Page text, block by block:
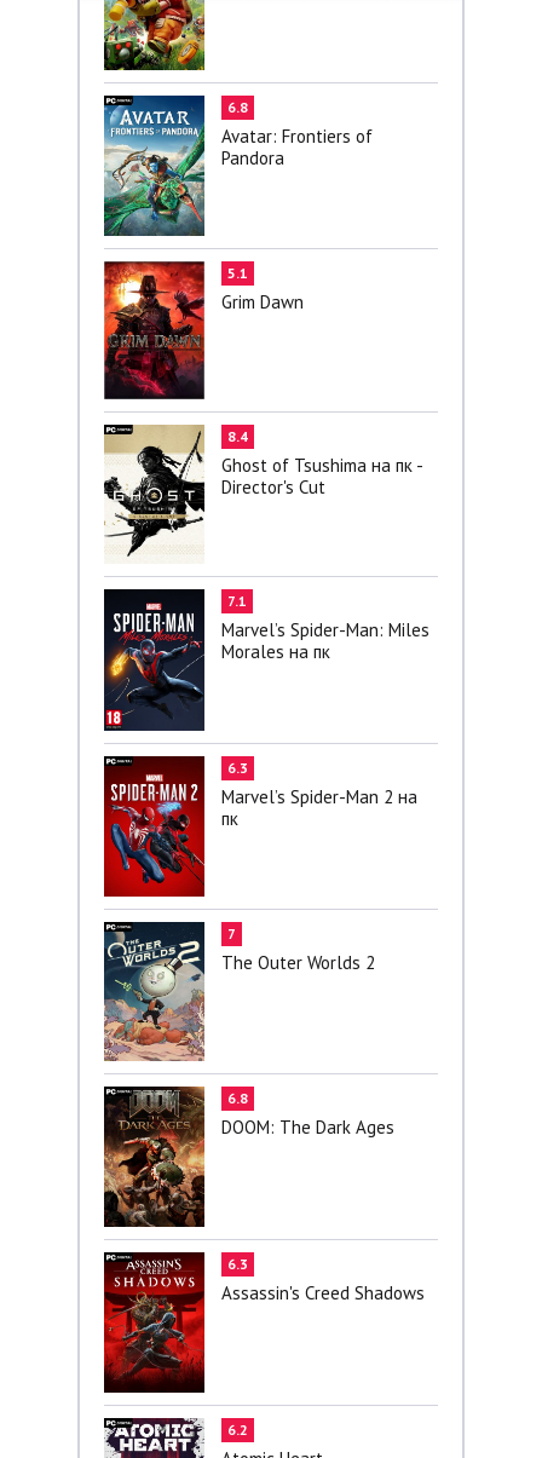
6.8
Avatar: Frontiers of
Pandora
5.1
Grim Dawn
8.4
Ghost of Tsushima на пк -
Director's Cut
7.1
Marvel’s Spider-Man: Miles
Morales на пк
6.3
Marvel’s Spider-Man 2 на
пк
7
The Outer Worlds 2
6.8
DOOM: The Dark Ages
6.3
Assassin's Creed Shadows
6.2